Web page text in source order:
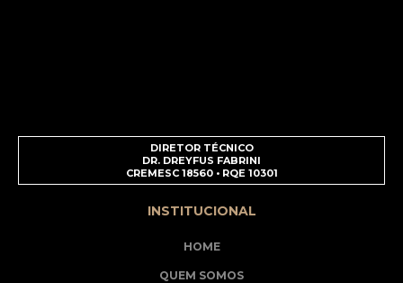
DIRETOR TÉCNICO
DR. DREYFUS FABRINI
CREMESC 18560 • RQE 10301
INSTITUCIONAL
HOME
QUEM SOMOS